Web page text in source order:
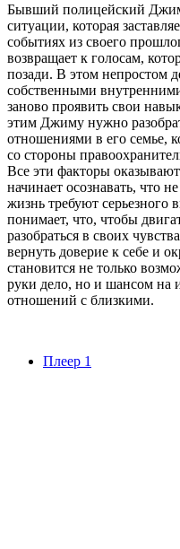
Бывший полицейский Джим
ситуации, которая
событиях из своего
возвращает к голосам,
позади. В этом непростом
собственными
заново проявить свои
этим Джиму нужно
отношениями в его семье,
со стороны
Все эти факторы
начинает осознавать, что
жизнь требуют серьезного
понимает, что, чтобы
разобраться в своих
вернуть доверие к себе и
становится не только
руки дело, но и шансом на
отношений с близкими.
Плеер 1